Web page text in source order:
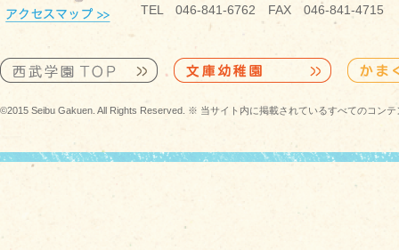
TEL 046-841-6762 FAX 046-841-4715
©2015 Seibu Gakuen. All Rights Reserved. ※ 当サイト内に掲載されているすべてのコン